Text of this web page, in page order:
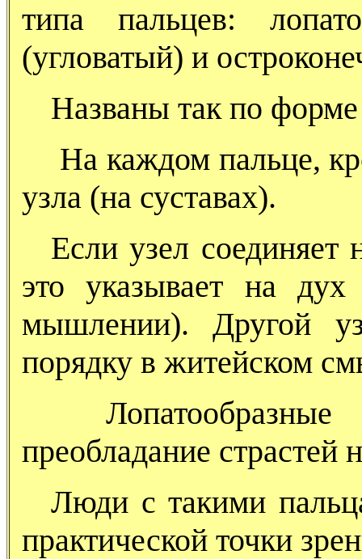
типа пальцев:
(угловатый) и
Названы так по форме
На каждом пальце,
узла (на суставах).
Если узел соединяет
это указывает на дух
мышлении). Другой
порядку в житейском
преобладание страстей
Люди с такими
практической точки